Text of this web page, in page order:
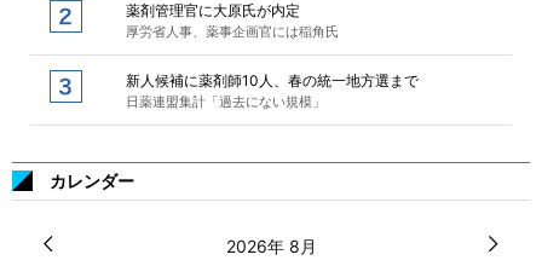
薬剤管理官に大原氏が内定
厚労省人事、薬事企画官には稲角氏
新人候補に薬剤師10人、春の統一地方選まで
日薬連盟集計「過去にない規模」
カレンダー
2026年 8月